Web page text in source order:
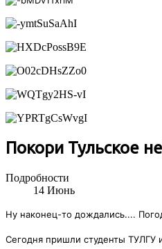
Покори Тульское
Подробности
14 Июнь
Ну наконец-то дождались....
Сегодня пришли студенты ТУЛГУ